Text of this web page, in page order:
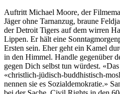
Auftritt Michael Moore, der
Jäger ohne Tarnanzug, braune
der Detroit Tigers auf dem wirren
Lippen. Er hält eine
Ersten sein. Eher geht ein Kamel
in den Himmel. Handle gegenüber
gegen Dich selbst tun würdest.
«christlich-jüdisch-buddhistisch-
nennen sie es Sozialdemokratie.»